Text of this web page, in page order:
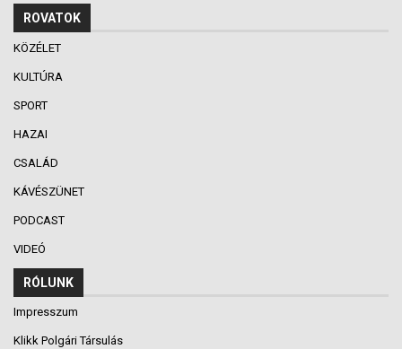
ROVATOK
KÖZÉLET
KULTÚRA
SPORT
HAZAI
CSALÁD
KÁVÉSZÜNET
PODCAST
VIDEÓ
RÓLUNK
Impresszum
Klikk Polgári Társulás